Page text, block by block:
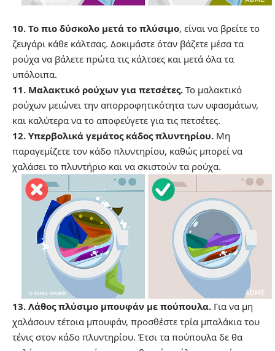
10. Το πιο δύσκολο μετά το πλύσιμο, είναι να βρείτε το
ζευγάρι κάθε κάλτσας. Δοκιμάστε όταν βάζετε μέσα τα
ρούχα να βάλετε πρώτα τις κάλτσες και μετά όλα τα
υπόλοιπα.
11. Μαλακτικό ρούχων για πετσέτες. Το μαλακτικό
ρούχων μειώνει την απορροφητικότητα των υφασμάτων,
και καλύτερα να το αποφεύγετε για τις πετσέτες.
12. Υπερβολικά γεμάτος κάδος πλυντηρίου. Μη
παραγεμίζετε τον κάδο πλυντηρίου, καθώς μπορεί να
χαλάσει το πλυντήριο και να σκιστούν τα ρούχα.
13. Λάθος πλύσιμο μπουφάν με πούπουλα. Για να μη
χαλάσουν τέτοια μπουφάν, προσθέστε τρία μπαλάκια του
τένις στον κάδο πλυντηρίου. Έτσι τα πούπουλα δε θα